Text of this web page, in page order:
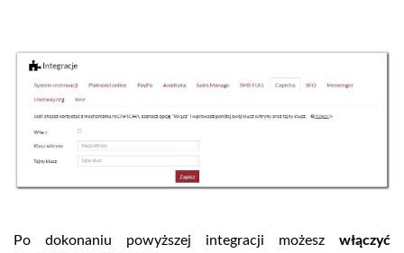
Po dokonaniu powyższej integracji możesz włączyć